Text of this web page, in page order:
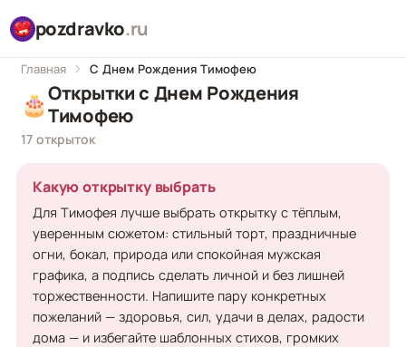
pozdravko.ru
Главная С Днем Рождения Тимофею
🎂Открытки с Днем Рождения
Тимофею
17 открыток
Какую открытку выбрать
Для Тимофея лучше выбрать открытку с тёплым,
уверенным сюжетом: стильный торт, праздничные
огни, бокал, природа или спокойная мужская
графика, а подпись сделать личной и без лишней
торжественности. Напишите пару конкретных
пожеланий — здоровья, сил, удачи в делах, радости
дома — и избегайте шаблонных стихов, громких